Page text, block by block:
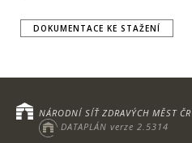
DOKUMENTACE KE STAŽENÍ
NÁRODNÍ SÍŤ ZDRAVÝCH MĚST ČR
DATAPLÁN verze 2.5314